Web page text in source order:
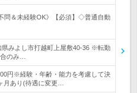
＆未経験OK》【必須】◇普通自動
県みよし市打越町上屋敷40-36 ※転勤
のみ…
円※経験・年齢・能力を考慮して決
月あり(待遇に変更…